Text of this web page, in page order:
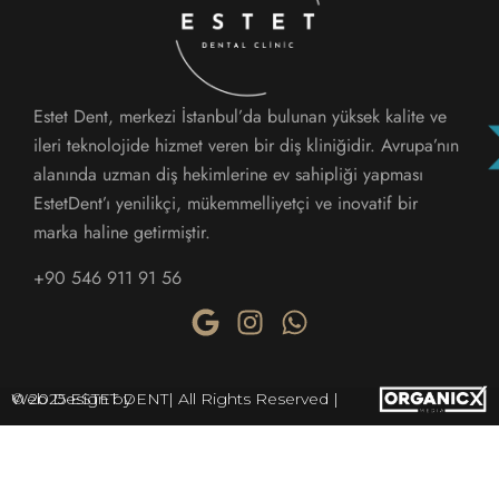
Estet Dent, merkezi İstanbul’da bulunan yüksek kalite ve
ileri teknolojide hizmet veren bir diş kliniğidir. Avrupa’nın
alanında uzman diş hekimlerine ev sahipliği yapması
EstetDent’ı yenilikçi, mükemmelliyetçi ve inovatif bir
marka haline getirmiştir.
+90 546 911 91 56
© 2025 ESTET DENT| All Rights Reserved | Web Design by